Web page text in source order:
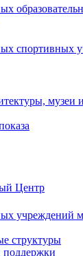
спортивных
музеи
Центр
учреждений
структуры
поддержки